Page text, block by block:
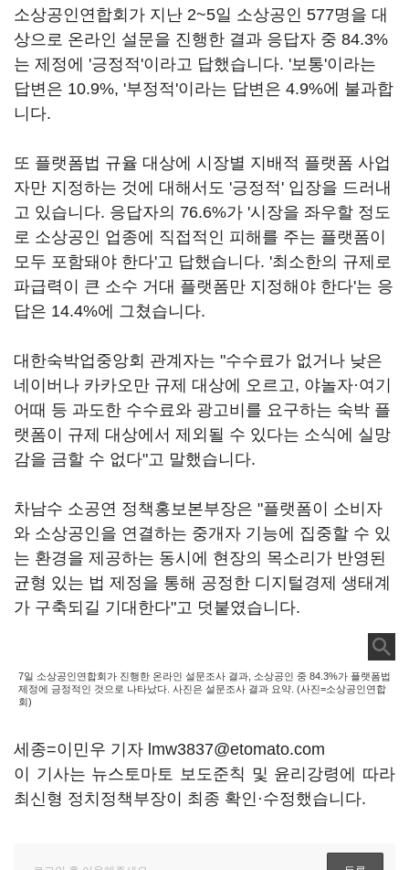
소상공인연합회가 지난 2~5일 소상공인 577명을 대
상으로 온라인 설문을 진행한 결과 응답자 중 84.3%
는 제정에 '긍정적'이라고 답했습니다. '보통'이라는
답변은 10.9%, '부정적'이라는 답변은 4.9%에 불과합
니다.
또 플랫폼법 규율 대상에 시장별 지배적 플랫폼 사업
자만 지정하는 것에 대해서도 '긍정적' 입장을 드러내
고 있습니다. 응답자의 76.6%가 '시장을 좌우할 정도
로 소상공인 업종에 직접적인 피해를 주는 플랫폼이
모두 포함돼야 한다'고 답했습니다. '최소한의 규제로
파급력이 큰 소수 거대 플랫폼만 지정해야 한다'는 응
답은 14.4%에 그쳤습니다.
대한숙박업중앙회 관계자는 "수수료가 없거나 낮은
네이버나 카카오만 규제 대상에 오르고, 야놀자·여기
어때 등 과도한 수수료와 광고비를 요구하는 숙박 플
랫폼이 규제 대상에서 제외될 수 있다는 소식에 실망
감을 금할 수 없다"고 말했습니다.
차남수 소공연 정책홍보본부장은 "플랫폼이 소비자
와 소상공인을 연결하는 중개자 기능에 집중할 수 있
는 환경을 제공하는 동시에 현장의 목소리가 반영된
균형 있는 법 제정을 통해 공정한 디지털경제 생태계
가 구축되길 기대한다"고 덧붙였습니다.
7일 소상공인연합회가 진행한 온라인 설문조사 결과, 소상공인 중 84.3%가 플랫폼법
제정에 긍정적인 것으로 나타났다. 사진은 설문조사 결과 요약. (사진=소상공인연합
회)
세종=이민우 기자 lmw3837@etomato.com
이 기사는 뉴스토마토 보도준칙 및 윤리강령에 따라
최신형 정치정책부장이 최종 확인·수정했습니다.